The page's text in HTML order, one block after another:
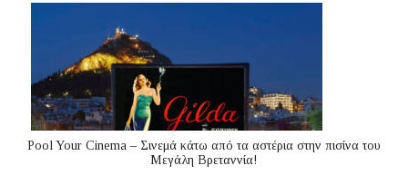
Pool Your Cinema – Σινεμά κάτω από τα αστέρια στην πισίνα του
Μεγάλη Βρεταννία!